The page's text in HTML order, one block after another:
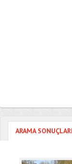
ARAMA SONUÇLARI